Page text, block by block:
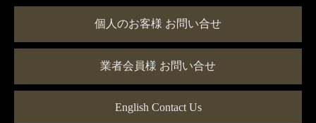
個人のお客様 お問い合せ
業者会員様 お問い合せ
English Contact Us